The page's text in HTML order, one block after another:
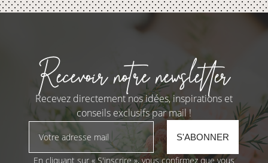
Recevoir notre newsletter
Recevez directement nos idées, inspirations et
conseils exclusifs par mail !
En cliquant sur « S'inscrire », vous confirmez que vous